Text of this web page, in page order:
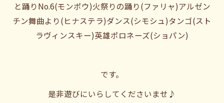
と踊りNo.6(モンポウ)火祭りの踊り(ファリャ)アルゼン
チン舞曲より(ヒナステラ)ダンス(シモシュ)タンゴ(スト
ラヴィンスキー)英雄ポロネーズ(ショパン)
です。
是非遊びにいらしてくださいませ♪